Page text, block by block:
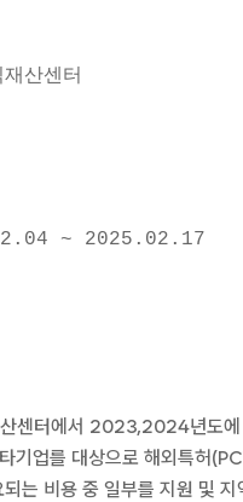
산센터
~ 2025.02.17
센터에서 2023,2024년도에
기업를 대상으로 해외특허
는 비용 중 일부를 지원 및 지